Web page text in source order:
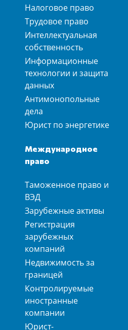
Налоговое право
Трудовое право
Интеллектуальная
собственность
Информационные
технологии и защита
данных
Антимонопольные
дела
Юрист по энергетике
Международное
право
Таможенное право и
ВЭД
Зарубежные активы
Регистрация
зарубежных
компаний
Недвижимость за
границей
Контролируемые
иностранные
компании
Юрист-